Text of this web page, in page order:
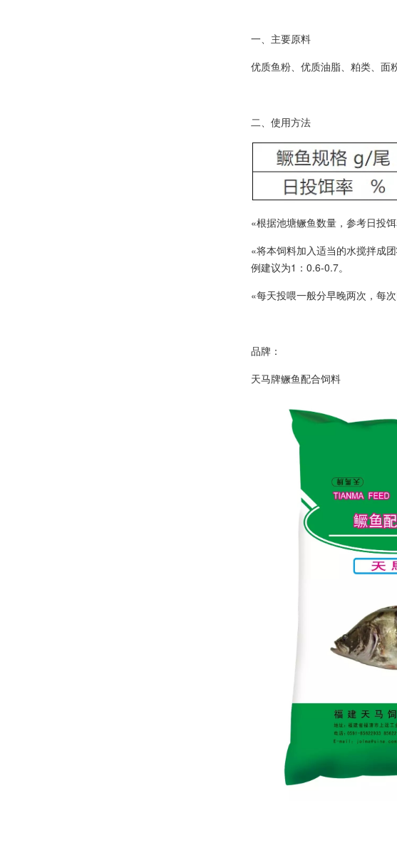
一、 主要原料
优质鱼粉、优质油脂、粕类、面
二、使用方法
«根据池塘鳜鱼数量，参考日投
«将本饲料加入适当的水搅拌成
例建议为1：0.6-0.7。
«每天投喂一般分早晚两次，每
品牌：
天马牌鳜鱼配合饲料